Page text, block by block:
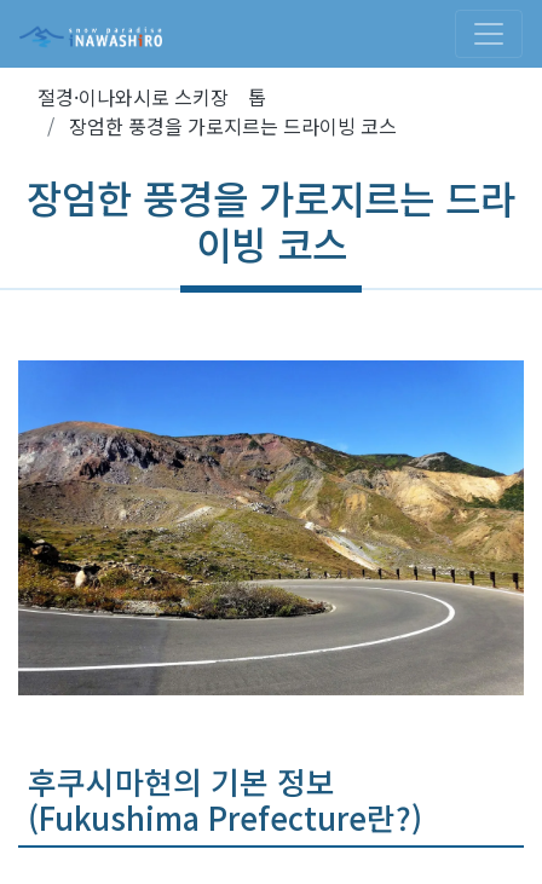
절경·이나와시로 스키장 톱
장엄한 풍경을 가로지르는 드라이빙 코스
장엄한 풍경을 가로지르는 드라
이빙 코스
후쿠시마현의 기본 정보
(Fukushima Prefecture란?)